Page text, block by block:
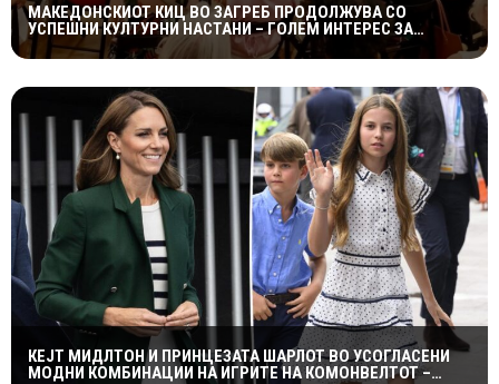
МАКЕДОНСКИОТ КИЦ ВО ЗАГРЕБ ПРОДОЛЖУВА СО
УСПЕШНИ КУЛТУРНИ НАСТАНИ – ГОЛЕМ ИНТЕРЕС ЗА
„ИСТОРИЈА НА МАКЕДОНСКАТА РОК МУЗИКА“
КЕЈТ МИДЛТОН И ПРИНЦЕЗАТА ШАРЛОТ ВО УСОГЛАСЕНИ
МОДНИ КОМБИНАЦИИ НА ИГРИТЕ НА КОМОНВЕЛТОТ –